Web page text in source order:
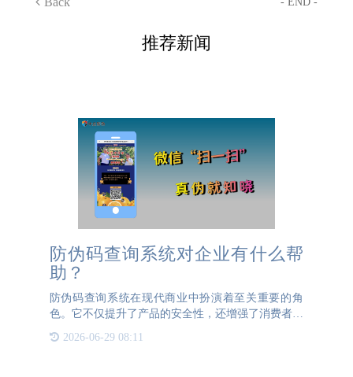
推荐新闻
防伪码查询系统对企业有什么帮
助？
防伪码查询系统在现代商业中扮演着至关重要的角
色。它不仅提升了产品的安全性，还增强了消费者的
劣产品的流通。通过在产品包装上附上独一无二的防
2026-06-29 08:11